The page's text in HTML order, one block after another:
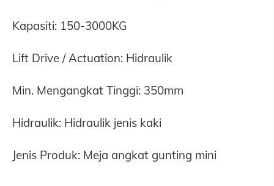
Kapasiti: 150-3000KG
Lift Drive / Actuation: Hidraulik
Min. Mengangkat Tinggi: 350mm
Hidraulik: Hidraulik jenis kaki
Jenis Produk: Meja angkat gunting mini